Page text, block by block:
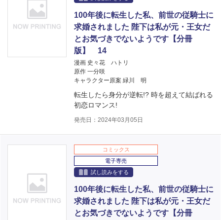
100年後に転生した私、前世の従騎士に
求婚されました 陛下は私が元・王女だ
とお気づきでないようです【分冊
版】 14
漫画 史々花 ハトリ
原作 一分咲
キャラクター原案 緑川 明
転生したら身分が逆転!? 時を超えて結ばれる
初恋ロマンス!
発売日：2024年03月05日
コミックス
電子専売
試し読みをする
100年後に転生した私、前世の従騎士に
求婚されました 陛下は私が元・王女だ
とお気づきでないようです【分冊